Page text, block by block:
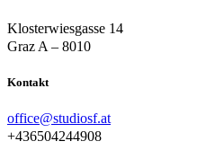
Klosterwiesgasse 14
Graz A – 8010
Kontakt
office@studiosf.at
+436504244908